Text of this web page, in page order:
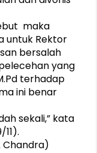
maka
untuk Rektor
bersalah
yang
terhadap
ini benar
sekali,” kata
Chandra)